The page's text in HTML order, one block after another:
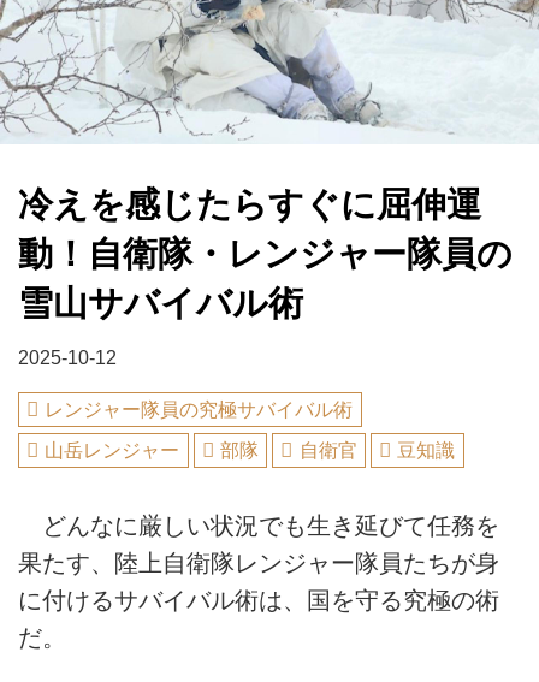
冷えを感じたらすぐに屈伸運
動！自衛隊・レンジャー隊員の
雪山サバイバル術
2025-10-12
レンジャー隊員の究極サバイバル術
山岳レンジャー
部隊 自衛官 豆知識
どんなに厳しい状況でも生き延びて任務を
果たす、陸上自衛隊レンジャー隊員たちが身
に付けるサバイバル術は、国を守る究極の術
だ。